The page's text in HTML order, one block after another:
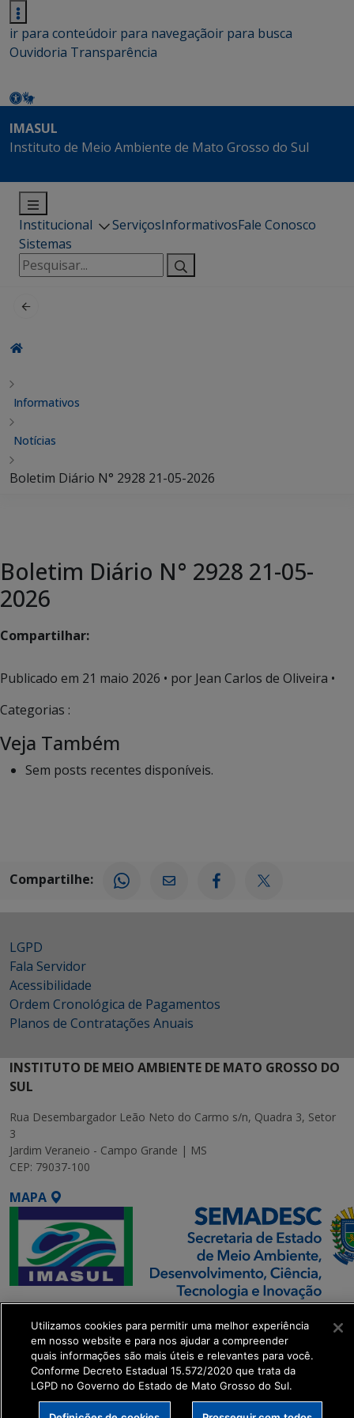
ir para conteúdoir para navegaçãoir para busca
Ouvidoria Transparência
IMASUL
Instituto de Meio Ambiente de Mato Grosso do Sul
Institucional ServiçosInformativosFale Conosco
Sistemas
Pesquisar
por:
Informativos
Notícias
Boletim Diário N° 2928 21-05-2026
Boletim Diário N° 2928 21-05-
2026
Compartilhar:
Publicado em 21 maio 2026 • por Jean Carlos de Oliveira •
Categorias :
Veja Também
Sem posts recentes disponíveis.
Compartilhe:
LGPD
Fala Servidor
Acessibilidade
Ordem Cronológica de Pagamentos
Planos de Contratações Anuais
INSTITUTO DE MEIO AMBIENTE DE MATO GROSSO DO
SUL
Rua Desembargador Leão Neto do Carmo s/n, Quadra 3, Setor
3
Jardim Veraneio - Campo Grande | MS
CEP: 79037-100
MAPA
SETDIG | Secretaria-
Executiva de
Transformação Digital
get_footer();
Utilizamos cookies para permitir uma melhor experiência
em nosso website e para nos ajudar a compreender
quais informações são mais úteis e relevantes para você.
Conforme Decreto Estadual 15.572/2020 que trata da
LGPD no Governo do Estado de Mato Grosso do Sul.